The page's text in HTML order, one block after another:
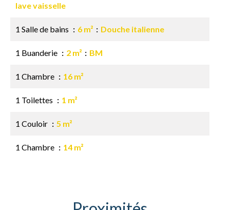
lave vaisselle
1 Salle de bains 6 m² Douche italienne
1 Buanderie 2 m² BM
1 Chambre 16 m²
1 Toilettes 1 m²
1 Couloir 5 m²
1 Chambre 14 m²